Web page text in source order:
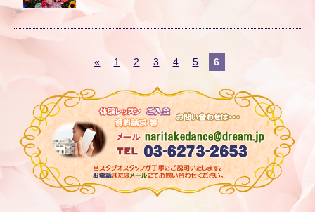
« 1 2 3 4 5 6